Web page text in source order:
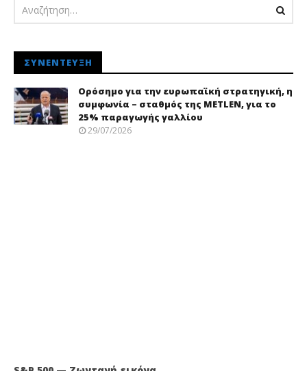
ΣΥΝΈΝΤΕΥΞΗ
Ορόσημο για την ευρωπαϊκή στρατηγική, η
συμφωνία – σταθμός της METLEN, για το
25% παραγωγής γαλλίου
29/07/2026